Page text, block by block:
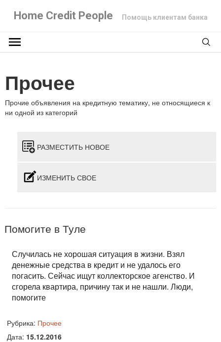
Home Credit People Помощь клиентам банка
Прочее
Прочие объявления на кредитную тематику, не относящиеся к
ни одной из категорий
РАЗМЕСТИТЬ НОВОЕ
ИЗМЕНИТЬ СВОЕ
Помогите в Туле
Случилась не хорошая ситуация в жизни. Взял
денежные средства в кредит и не удалось его
погасить. Сейчас ищут коллекторское агенство. И
сгорела квартира, причину так и не нашли. Люди,
помогите
Рубрика: Прочее
Дата: 15.12.2016